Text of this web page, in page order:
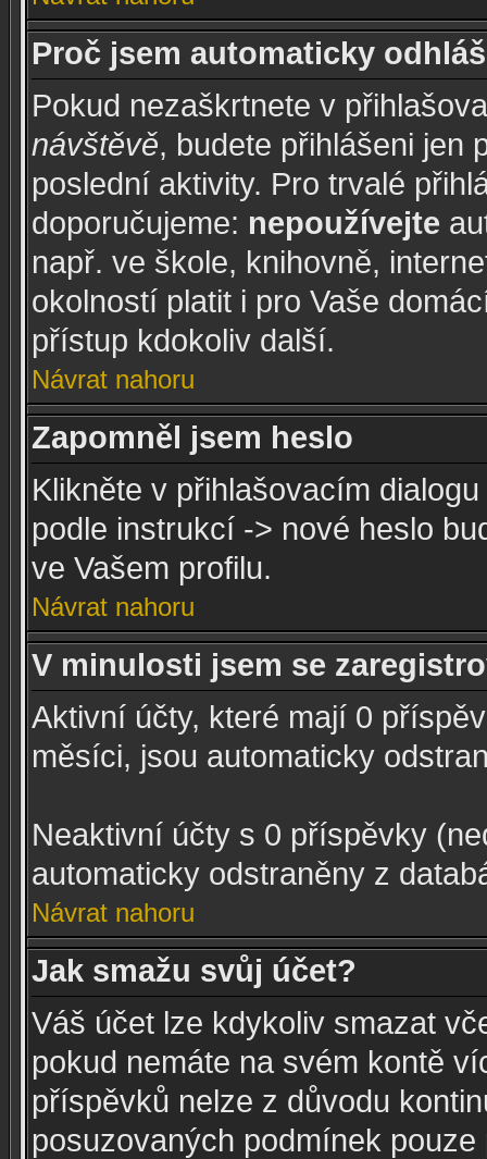
Proč jsem automaticky
Pokud nezaškrtnete v
návštěvě, budete přihlášeni jen
poslední aktivity. Pro trvalé
doporučujeme: nepoužívejte
např. ve škole, knihovně,
okolností platit i pro Vaše
přístup kdokoliv další.
Návrat nahoru
Zapomněl jsem heslo
Klikněte v přihlašovacím
podle instrukcí -> nové heslo
ve Vašem profilu.
Návrat nahoru
V minulosti jsem se
Aktivní účty, které mají 0
měsíci, jsou automaticky
Neaktivní účty s 0 příspěvky
automaticky odstraněny z
Návrat nahoru
Jak smažu svůj účet?
Váš účet lze kdykoliv smazat
pokud nemáte na svém kontě
příspěvků nelze z důvodu
posuzovaných podmínek